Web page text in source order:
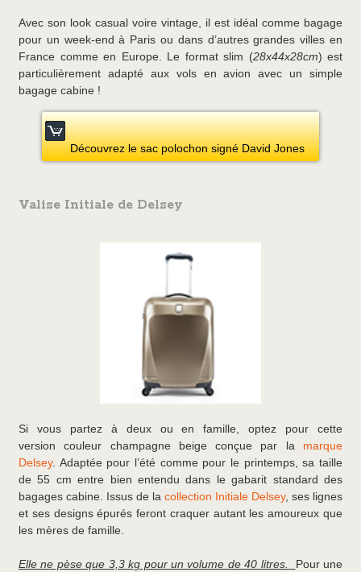
Avec son look casual voire vintage, il est idéal comme bagage
pour un week-end à Paris ou dans d’autres grandes villes en
France comme en Europe. Le format slim (28x44x28cm) est
particulièrement adapté aux vols en avion avec un simple
bagage cabine !
Découvrez le sac polochon signé David Jones
Valise Initiale de Delsey
Si vous partez à deux ou en famille, optez pour cette
version couleur champagne beige conçue par la marque
Delsey. Adaptée pour l’été comme pour le printemps, sa taille
de 55 cm entre bien entendu dans le gabarit standard des
bagages cabine. Issus de la collection Initiale Delsey, ses lignes
et ses designs épurés feront craquer autant les amoureux que
les mères de famille.
Elle ne pèse que 3,3 kg pour un volume de 40 litres.
Pour une